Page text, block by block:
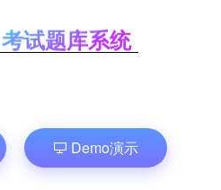
博客管理
商城管理
积分商城系统
文库管理系统
考试题库系统
Demo演示